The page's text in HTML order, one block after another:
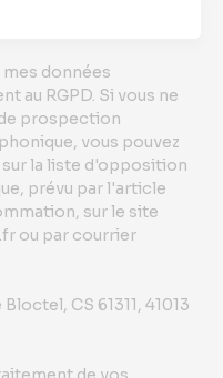
données
au RGPD. Si vous ne
prospection
vous pouvez
la liste d'opposition
prévu par l'article
sur le site
ou par courrier
CS 61311, 41013